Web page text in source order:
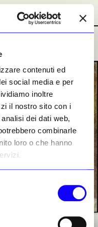
contenuti ed
social media e per
inoltre
il nostro sito con i
dei dati web,
combinarle
loro o che hanno